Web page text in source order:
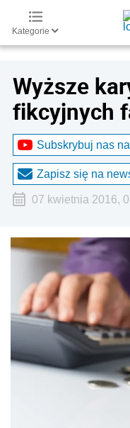
Kategorie
Wyższe
fikcyjnych
Subskrybuj nas
Zapisz się na
07 kwietnia 2016,